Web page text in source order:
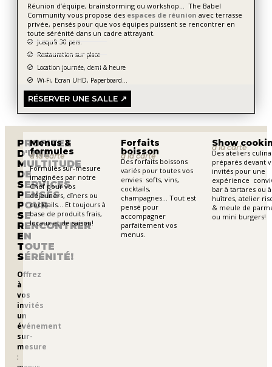
Réunion d’équipe, brainstorming ou workshop… The Babel
Community vous propose des espaces de réunion avec terrasse
privée, pensés pour que vos équipes puissent se rencontrer en
toute sérénité dans un cadre attrayant.
Jusqu'à 30 pers.
Restauration sur place
Location journée, demi & heure
Wi-Fi, Ecran UHD, Paperboard...
RÉSERVER UNE SALLE ↗
PROFITEZ
D'UNE
MULTITUDE
DE
SERVICES
PENSÉS
POUR
SE
RENCONTRER
EN
TOUTE
SÉRÉNITÉ!
Offrez
à
vos
invités
un
événement
sur-
mesure
:
Menus &
formules
à la carte
Formules sur-mesure
imaginées par notre
Chef pour vos
déjeuners, dîners ou
cocktails… Et toujours à
base de produits frais,
locaux et de saison!
Forfaits
boisson
à la carte
Des forfaits boissons
variés pour toutes vos
envies: softs, vins,
cocktails,
champagnes… Tout est
pensé pour
accompagner
parfaitement vos
menus.
Show
à la carte
Des ateliers
préparés devant
invités pour une
expérience
bar à tartares ou à
huîtres, atelier
& meule de
ou mini burgers!